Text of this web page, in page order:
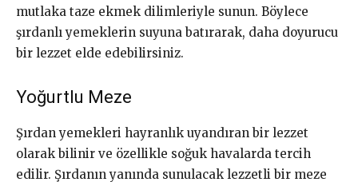
mutlaka taze ekmek dilimleriyle sunun. Böylece
şırdanlı yemeklerin suyuna batırarak, daha doyurucu
bir lezzet elde edebilirsiniz.
Yoğurtlu Meze
Şırdan yemekleri hayranlık uyandıran bir lezzet
olarak bilinir ve özellikle soğuk havalarda tercih
edilir. Şırdanın yanında sunulacak lezzetli bir meze